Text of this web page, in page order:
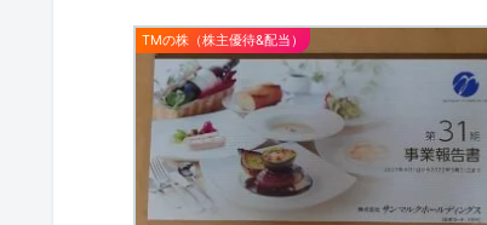
TMの株（株主優待&配当）